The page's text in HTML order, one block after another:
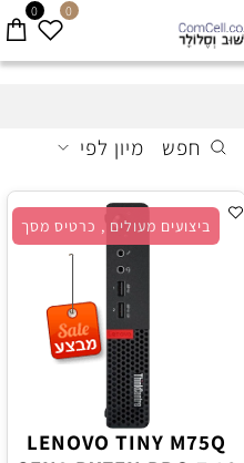
0 0
חפש מיון לפי
ביצועים מעולים , כרטיס מסך
LENOVO TINY M75Q